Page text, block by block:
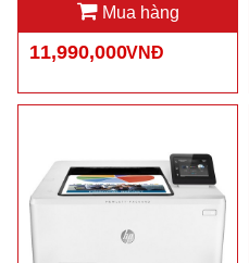
Mua hàng
11,990,000VNĐ